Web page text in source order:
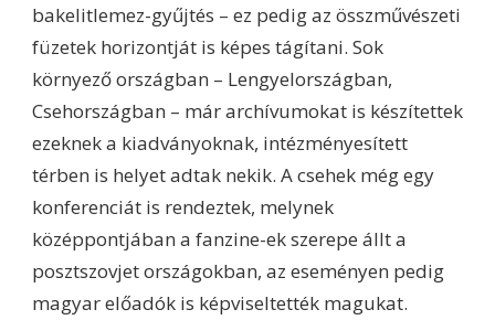
bakelitlemez-gyűjtés – ez pedig az összművészeti
füzetek horizontját is képes tágítani. Sok
környező országban – Lengyelországban,
Csehországban – már archívumokat is készítettek
ezeknek a kiadványoknak, intézményesített
térben is helyet adtak nekik. A csehek még egy
konferenciát is rendeztek, melynek
középpontjában a fanzine-ek szerepe állt a
posztszovjet országokban, az eseményen pedig
magyar előadók is képviseltették magukat.